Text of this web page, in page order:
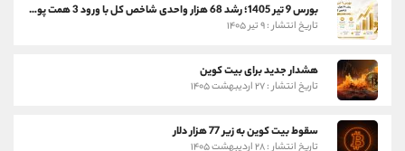
بورس 9 تیر 1405؛ رشد 68 هزار واحدی شاخص کل با ورود 3 همت پول حقیقی
تاریخ انتشار : ۹ تیر ۱۴۰۵
هشدار جدید برای بیت کوین
تاریخ انتشار : ۲۷ اردیبهشت ۱۴۰۵
سقوط بیت کوین به زیر 77 هزار دلار
تاریخ انتشار : ۲۸ اردیبهشت ۱۴۰۵